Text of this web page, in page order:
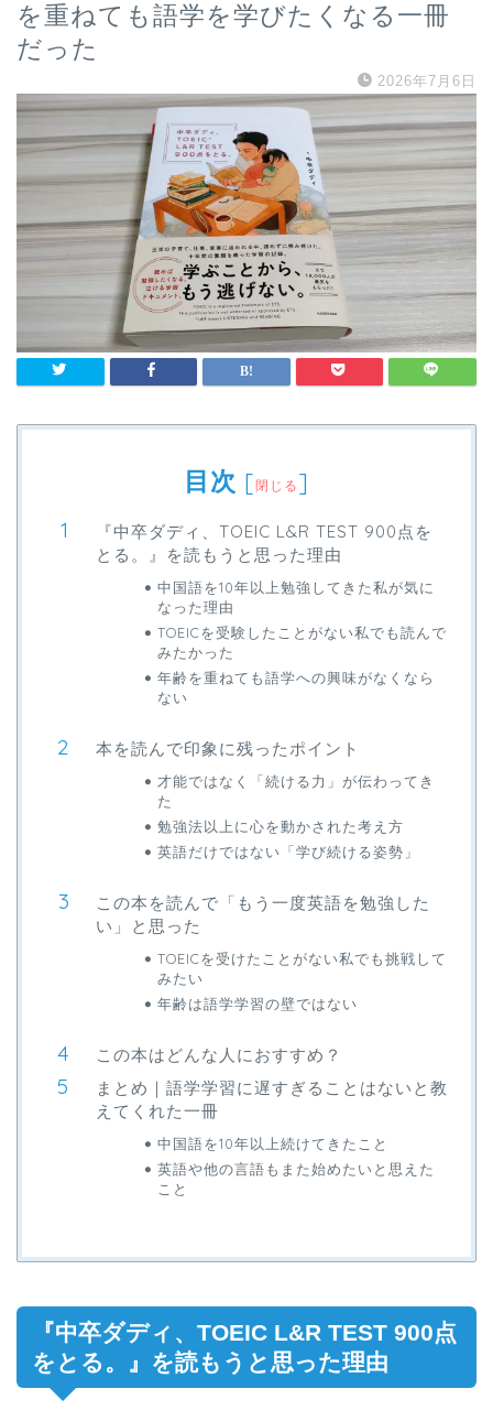
を重ねても語学を学びたくなる一冊
だった
2026年7月6日
目次 [ 閉じる ]
『中卒ダディ、TOEIC L&R TEST 900点を
とる。』を読もうと思った理由
中国語を10年以上勉強してきた私が気に
なった理由
TOEICを受験したことがない私でも読んで
みたかった
年齢を重ねても語学への興味がなくなら
ない
本を読んで印象に残ったポイント
才能ではなく「続ける力」が伝わってき
た
勉強法以上に心を動かされた考え方
英語だけではない「学び続ける姿勢」
この本を読んで「もう一度英語を勉強した
い」と思った
TOEICを受けたことがない私でも挑戦して
みたい
年齢は語学学習の壁ではない
この本はどんな人におすすめ？
まとめ｜語学学習に遅すぎることはないと教
えてくれた一冊
中国語を10年以上続けてきたこと
英語や他の言語もまた始めたいと思えた
こと
『中卒ダディ、TOEIC L&R TEST 900点
をとる。』を読もうと思った理由